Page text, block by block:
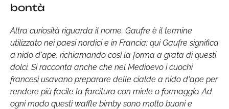
bontà
Altra curiosità riguarda il nome. Gaufre è il termine
utilizzato nei paesi nordici e in Francia: qui Gaufre significa
a nido d'ape, richiamando così la forma a grata di questi
dolci. Si racconta anche che nel Medioevo i cuochi
francesi usavano preparare delle cialde a nido d'ape per
rendere più facile la farcitura con miele o formaggio. Ad
ogni modo questi waffle bimby sono molto buoni e